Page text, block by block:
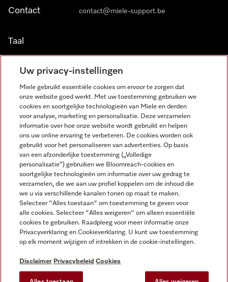
Contact contact@miele-support.be
Taal
NEDERLANDS
Wettelijke Informatie
Algemene voorwaarden
Privacybeleid
Gebruiksvoorwaarden
Toegankelijkheidsverklaring
Digital Services Act
Miele op Facebook
Miele op Youtube
Miele op Instagram
Miele op Pinterest
Uw privacy-instellingen
Miele gebruikt essentiële cookies om ervoor te zorgen dat
onze website goed werkt. Met uw toestemming gebruiken we
cookies en soortgelijke technologieën van Miele en derden
voor analyse, marketing en personalisatie. Deze verzamelen
informatie over hoe onze website wordt gebruikt en helpen
ons uw online ervaring te verbeteren. De cookies worden ook
gebruikt voor het personaliseren van advertenties. Op basis
van een afzonderlijke toestemming („Volledige
personalisatie“) gebruiken we Bloomreach-cookies en
soortgelijke technologieën om informatie over uw gedrag te
verzamelen, die we aan uw profiel koppelen om de inhoud die
we u via verschillende kanalen tonen op maat te maken.
Selecteer "Alles toestaan" om toestemming te geven voor
alle cookies. Selecteer "Alles weigeren" om alleen essentiële
cookies te gebruiken. Raadpleeg voor meer informatie onze
Privacyverklaring en Cookieverklaring. U kunt uw toestemming
op elk moment wijzigen of intrekken in de cookie-instellingen.
Disclaimer Privacybeleid Cookies